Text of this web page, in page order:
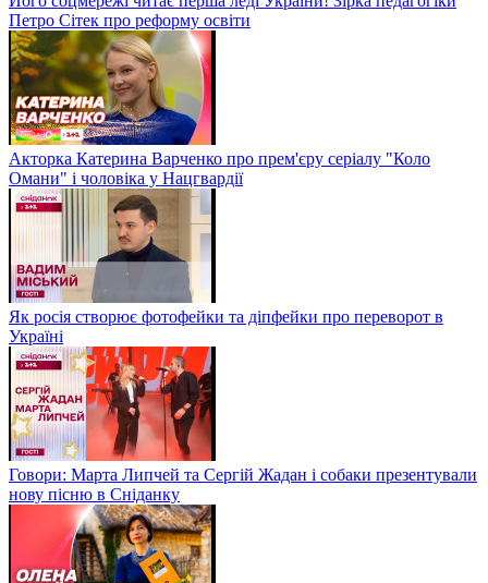
Петро Сітек про реформу освіти
Акторка Катерина Варченко про прем'єру серіалу "Коло
Омани" і чоловіка у Нацгвардії
Як росія створює фотофейки та діпфейки про переворот в
Україні
Говори: Марта Липчей та Сергій Жадан і собаки презентували
нову пісню в Сніданку